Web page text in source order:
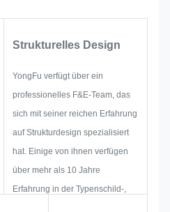
Strukturelles Design
YongFu verfügt über ein
professionelles F&E-Team, das
sich mit seiner reichen Erfahrung
auf Strukturdesign spezialisiert
hat. Einige von ihnen verfügen
über mehr als 10 Jahre
Erfahrung in der Typenschild-,